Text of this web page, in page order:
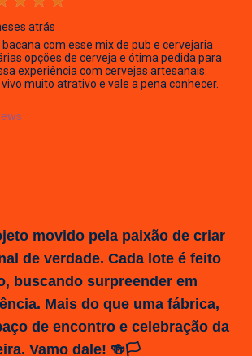
atrás
com esse mix de pub e cervejaria
opções de cerveja e ótima pedida para
experiência com cervejas artesanais.
muito atrativo e vale a pena conhecer.
movido pela paixão de criar
de verdade. Cada lote é feito
buscando surpreender em
Mais do que uma fábrica,
de encontro e celebração da
Vamo dale! 🍻🏳️